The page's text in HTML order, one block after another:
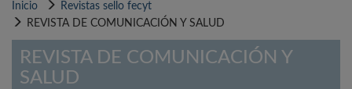
Inicio
Revistas sello fecyt
REVISTA DE COMUNICACIÓN Y SALUD
REVISTA DE COMUNICACIÓN Y
SALUD